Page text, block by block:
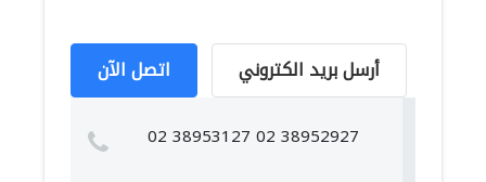
اتصل الآن أرسل بريد الكتروني
02 38953127 02 38952927